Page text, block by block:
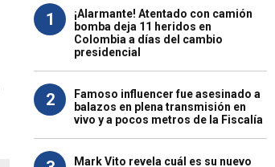
1
¡Alarmante! Atentado con camión
bomba deja 11 heridos en
Colombia a días del cambio
presidencial
2
Famoso influencer fue asesinado a
balazos en plena transmisión en
vivo y a pocos metros de la Fiscalía
Mark Vito revela cuál es su nuevo